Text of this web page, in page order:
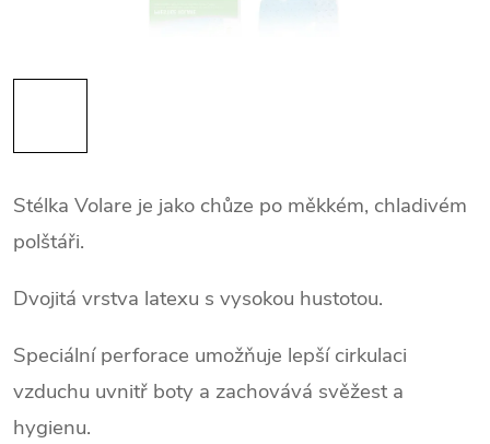
Stélka Volare je jako chůze po měkkém, chladivém
polštáři.
Dvojitá vrstva latexu s vysokou hustotou.
Speciální perforace umožňuje lepší cirkulaci
vzduchu uvnitř boty a zachovává svěžest a
hygienu.